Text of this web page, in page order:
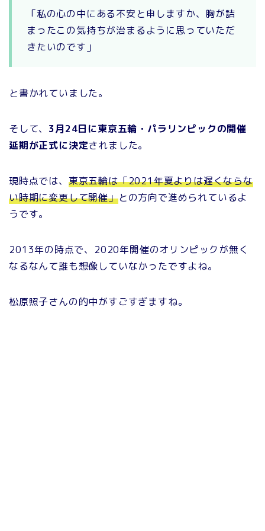
「私の心の中にある不安と申しますか、胸が詰
まったこの気持ちが治まるように思っていただ
きたいのです」
と書かれていました。
そして、 3月24日に東京五輪・パラリンピックの開催
延期が正式に決定されました。
現時点では、 東京五輪は「2021年夏よりは遅くならな
い時期に変更して開催」との方向で進められているよ
うです。
2013年の時点で、2020年開催のオリンピックが無く
なるなんて誰も想像していなかったですよね。
松原照子さんの的中がすごすぎますね。